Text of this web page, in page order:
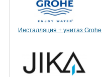
Инсталляция + унитаз Grohe